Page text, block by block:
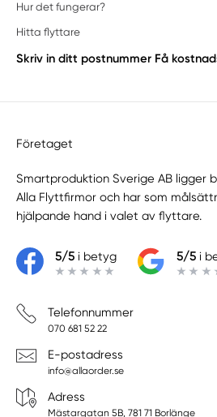
Hur det fungerar?
Hitta flyttare
Skriv in ditt postnummer Få
Företaget
Smartproduktion Sverige AB ligger
Alla Flyttfirmor och har som
hjälpande hand i valet av flyttare.
5/5i betyg 5/5i
Telefonnummer
070 681 52 22
E-postadress
info@allaorder.se
Adress
Mästargatan 5B, 781 71 Borlänge